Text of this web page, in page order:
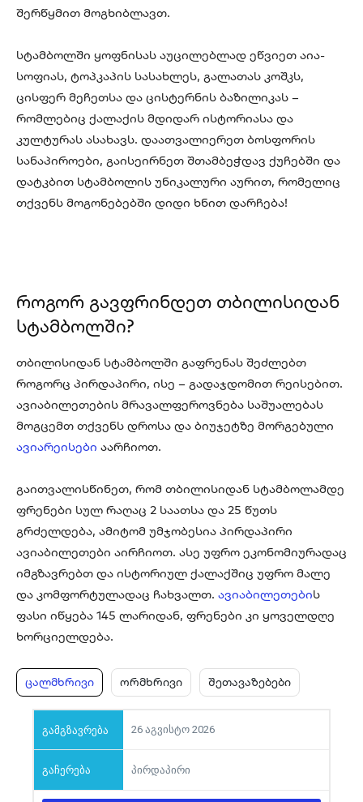
შერწყმით მოგხიბლავთ.
სტამბოლში ყოფნისას აუცილებლად ეწვიეთ აია-
სოფიას, ტოპკაპის სასახლეს, გალათას კოშკს,
ცისფერ მეჩეთსა და ცისტერნის ბაზილიკას –
რომლებიც ქალაქის მდიდარ ისტორიასა და
კულტურას ასახავს. დაათვალიერეთ ბოსფორის
სანაპიროები, გაისეირნეთ შთამბეჭდავ ქუჩებში და
დატკბით სტამბოლის უნიკალური აურით, რომელიც
თქვენს მოგონებებში დიდი ხნით დარჩება!
როგორ გავფრინდეთ თბილისიდან
სტამბოლში?
თბილისიდან სტამბოლში გაფრენას შეძლებთ
როგორც პირდაპირი, ისე – გადაჯდომით რეისებით.
ავიაბილეთების მრავალფეროვნება საშუალებას
მოგცემთ თქვენს დროსა და ბიუჯეტზე მორგებული
ავიარეისები აარჩიოთ.
გაითვალისწინეთ, რომ თბილისიდან სტამბოლამდე
ფრენები სულ რაღაც 2 საათსა და 25 წუთს
გრძელდება, ამიტომ უმჯობესია პირდაპირი
ავიაბილეთები აირჩიოთ. ასე უფრო ეკონომიურადაც
იმგზავრებთ და ისტორიულ ქალაქშიც უფრო მალე
და კომფორტულადაც ჩახვალთ. ავიაბილეთების
ფასი იწყება 145 ლარიდან, ფრენები კი ყოველდღე
ხორციელდება.
ცალმხრივი ორმხრივი შეთავაზებები
26 აგვისტო 2026
პირდაპირი